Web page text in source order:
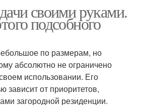
своими руками.
подсобного
по размерам, но
абсолютно не ограничено
использовании. Его
зависит от приоритетов,
загородной резиденции.